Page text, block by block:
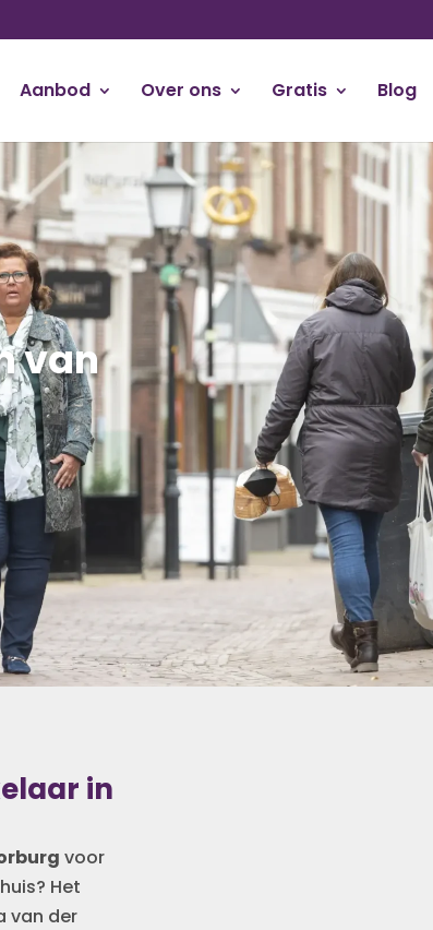
Aanbod Over ons Gratis Blog
van
in
voor
Het
van der